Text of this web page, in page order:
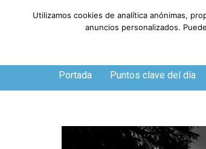
Sábado, 8 de agosto de 2026
Portada Puntos clave del día
Utilizamos cookies de analítica anónimas,
anuncios personalizados.